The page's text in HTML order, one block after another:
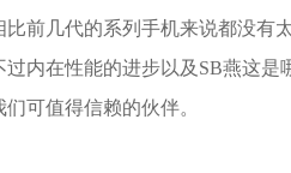
前几代的系列手机来说都没有
内在性能的进步以及SB燕这是
可值得信赖的伙伴。